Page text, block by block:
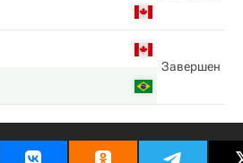
Завершен